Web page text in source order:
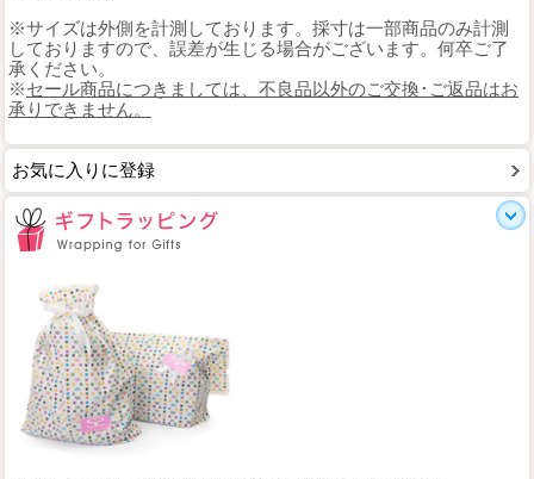
※サイズは外側を計測しております。採寸は一部商品のみ計測
しておりますので、誤差が生じる場合がございます。何卒ご了
承ください。
※セール商品につきましては、不良品以外のご交換･ご返品はお
承りできません。
お気に入りに登録